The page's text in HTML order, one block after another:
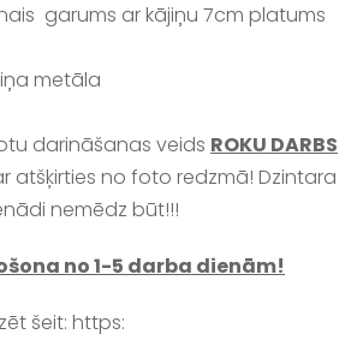
garums ar kājiņu 7cm platums
metāla
darināšanas veids ROKU DARBS
atšķirties no foto redzmā! Dzintara
nemēdz būt!!!
no 1-5 darba dienām!
šeit: https: